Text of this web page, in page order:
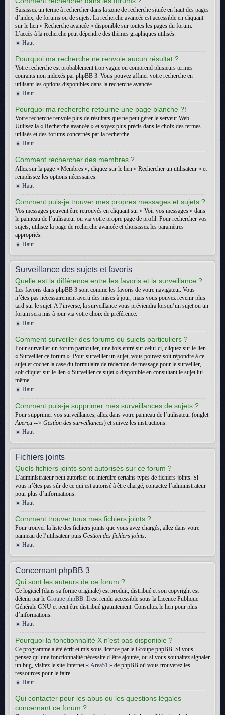
Saisissez un terme à rechercher dans la zone de recherche située en haut des pages
d’index, de forums ou de sujets. La recherche avancée est accessible en cliquant
sur le lien « Recherche avancée » disponible sur toutes les pages du forum.
L’accès à la recherche peut dépendre des thèmes graphiques utilisés.
Haut
Pourquoi ma recherche ne renvoie aucun résultat ?
Votre recherche est probablement trop vague ou comprend plusieurs termes
courants non indexés par phpBB 3. Vous pouvez affiner votre recherche en
utilisant les options disponibles dans la recherche avancée.
Haut
Pourquoi ma recherche retourne une page blanche ?!
Votre recherche renvoie plus de résultats que ne peut gérer le serveur Web.
Utilisez la « Recherche avancée » et soyez plus précis dans le choix des termes
utilisés et des forums concernés par la recherche.
Haut
Comment rechercher des membres ?
Allez sur la page « Membres », cliquez sur le lien « Rechercher un utilisateur » et
remplissez les options nécessaires.
Haut
Comment puis-je trouver mes propres messages et sujets ?
Vos messages peuvent être retrouvés en cliquant sur « Voir vos messages » dans
le panneau de l’utilisateur ou via votre propre page de profil. Pour rechercher vos
sujets, utilisez la page de recherche avancée et choisissez les paramètres
appropriés.
Haut
Surveillance des sujets et favoris
Quelle est la différence entre les favoris et la surveillance ?
Les favoris dans phpBB 3 sont comme les favoris de votre navigateur. Vous
n’êtes pas nécessairement averti des mises à jour, mais vous pouvez revenir plus
tard sur le sujet. A l’inverse, la surveillance vous préviendra lorsqu’un sujet ou un
forum sera mis à jour via votre choix de préférence.
Haut
Comment surveiller des forums ou sujets particuliers ?
Pour surveiller un forum particulier, une fois entré sur celui-ci, cliquez sur le lien
« Surveiller ce forum ». Pour surveiller un sujet, vous pouvez soit répondre à ce
sujet et cocher la case du formulaire de rédaction de message pour le surveiller,
soit cliquer sur le lien « Surveiller ce sujet » disponible en consultant le sujet lui-
même.
Haut
Comment puis-je supprimer mes surveillances de sujets ?
Pour supprimer vos surveillances, allez dans votre panneau de l’utilisateur (onglet
Aperçu --> Gestion des surveillances) et suivez les instructions.
Haut
Fichiers joints
Quels fichiers joints sont autorisés sur ce forum ?
L’administrateur peut autoriser ou interdire certains types de fichiers joints. Si
vous n’êtes pas sûr de ce qui est autorisé à être chargé, contactez l’administrateur
pour plus d’informations.
Haut
Comment trouver tous mes fichiers joints ?
Pour trouver la liste des fichiers joints que vous avez chargés, allez dans votre
panneau de l’utilisateur puis Gestion des fichiers joints.
Haut
Concernant phpBB 3
Qui sont les auteurs de ce forum ?
Ce logiciel (dans sa forme originale) est produit, distribué et son copyright est
détenu par le Groupe phpBB. Il est rendu accessible sous la Licence Publique
Générale GNU et peut être distribué gratuitement. Consultez le lien pour plus
d’informations.
Haut
Pourquoi la fonctionnalité X n’est pas disponible ?
Ce programme a été écrit et mis sous licence par le Groupe phpBB. Si vous
pensez qu’une fonctionnalité nécessite d’être ajoutée, ou si vous souhaitez signaler
un bug, visitez le site Internet« Area51 » de phpBB où vous trouverez les
ressources pour le faire.
Haut
Qui contacter pour les abus ou les questions légales
concernant ce forum ?